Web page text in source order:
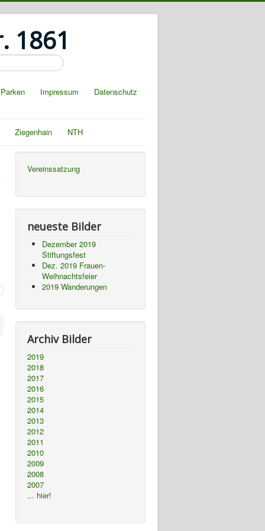
1861
Parken Impressum Datenschutz
Ziegenhain NTH
Vereinssatzung
neueste Bilder
Dezember 2019
Stiftungsfest
Dez. 2019 Frauen-
Weihnachtsfeier
2019 Wanderungen
Archiv Bilder
2019
2018
2017
2016
2015
2014
2013
2012
2011
2010
2009
2008
2007
... hier!